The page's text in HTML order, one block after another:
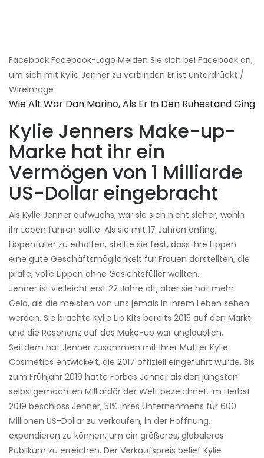
Facebook Facebook-Logo Melden Sie sich bei Facebook an,
um sich mit Kylie Jenner zu verbinden Er ist unterdrückt /
WireImage
Wie Alt War Dan Marino, Als Er In Den Ruhestand Ging
Kylie Jenners Make-up-
Marke hat ihr ein
Vermögen von 1 Milliarde
US-Dollar eingebracht
Als Kylie Jenner aufwuchs, war sie sich nicht sicher, wohin
ihr Leben führen sollte. Als sie mit 17 Jahren anfing,
Lippenfüller zu erhalten, stellte sie fest, dass ihre Lippen
eine gute Geschäftsmöglichkeit für Frauen darstellten, die
pralle, volle Lippen ohne Gesichtsfüller wollten.
Jenner ist vielleicht erst 22 Jahre alt, aber sie hat mehr
Geld, als die meisten von uns jemals in ihrem Leben sehen
werden. Sie brachte Kylie Lip Kits bereits 2015 auf den Markt
und die Resonanz auf das Make-up war unglaublich.
Seitdem hat Jenner zusammen mit ihrer Mutter Kylie
Cosmetics entwickelt, die 2017 offiziell eingeführt wurde. Bis
zum Frühjahr 2019 hatte Forbes Jenner als den jüngsten
selbstgemachten Milliardär der Welt bezeichnet. Im Herbst
2019 beschloss Jenner, 51% ihres Unternehmens für 600
Millionen US-Dollar zu verkaufen, in der Hoffnung,
expandieren zu können, um ein größeres, globaleres
Publikum zu erreichen. Der Verkaufspreis belief Kylie